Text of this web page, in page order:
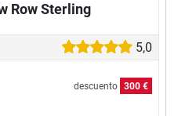
Row Sterling
5,0
descuento 300 €